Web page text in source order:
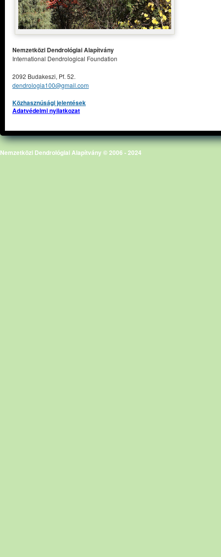
Nemzetközi Dendrológiai Alapítvány
International Dendrological Foundation
2092 Budakeszi, Pf. 52.
dendrologia100@gmail.com
Közhasznúsági jelentések
Adatvédelmi nyilatkozat
Nemzetközi Dendrológiai Alapítvány © 2006 - 2024